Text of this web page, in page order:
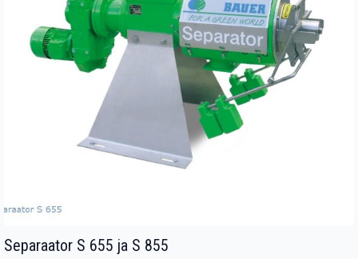
Separaator S 655 ja S 855